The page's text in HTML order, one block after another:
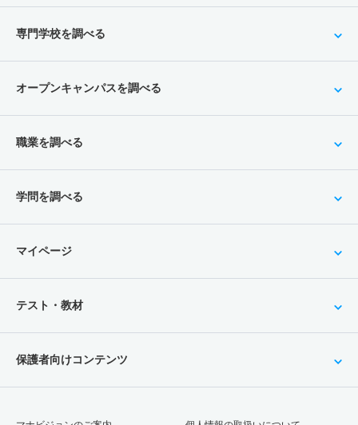
専門学校を調べる
オープンキャンパスを調べる
職業を調べる
学問を調べる
マイページ
テスト・教材
保護者向けコンテンツ